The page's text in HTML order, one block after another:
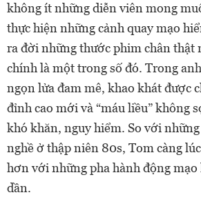
không ít những diễn viên mong
thực hiện những cảnh quay mạo
ra đời những thước phim chân thật
chính là một trong số đó. Trong
ngọn lửa đam mê, khao khát được
đỉnh cao mới và “máu liều” không
khó khăn, nguy hiểm. So với
nghề ở thập niên 80s, Tom càng
hơn với những pha hành động
dần.